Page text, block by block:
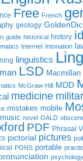
Free French
geology
guide historical history
Internet Intonation
linguistics
LSD Macmillan
McGraw-Hill MDD
medicine
mistakes mobile
music novel OALD
PDF Phrasal
pictorial pictures
PONS portable
psychology